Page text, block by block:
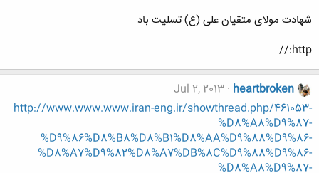
شهادت مولای متقیان علی (ع) تسلیت باد
http://
heartbroken
Jul 2, 2013
http://www.www.www.iran-eng.ir/showthread.php/461053-
%D8%A8%D9%87-
%D9%86%D8%B8%D8%B1%D8%AA%D9%88%D9%86-
%D8%A7%D9%82%D8%A7%DB%8C%D9%88%D9%86-
%D8%A8%D9%87-